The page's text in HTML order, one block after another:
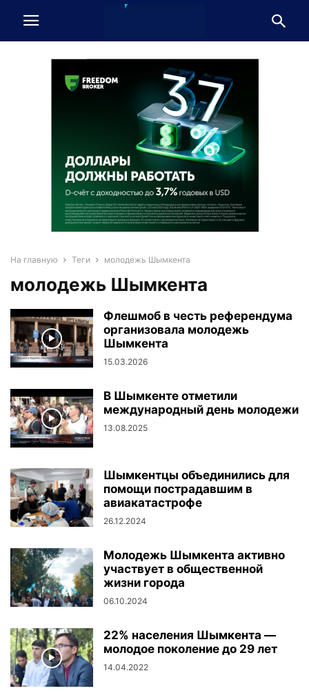
На главную Теги молодежь Шымкента
молодежь Шымкента
Флешмоб в честь референдума
организовала молодежь
Шымкента
15.03.2026
В Шымкенте отметили
международный день молодежи
13.08.2025
Шымкентцы объединились для
помощи пострадавшим в
авиакатастрофе
26.12.2024
Молодежь Шымкента активно
участвует в общественной
жизни города
06.10.2024
22% населения Шымкента —
молодое поколение до 29 лет
14.04.2022